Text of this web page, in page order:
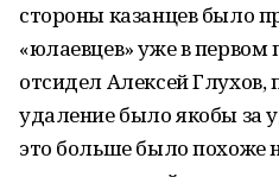
стороны казанцев было
«юлаевцев» уже в
отсидел Алексей Глухов,
удаление было якобы за
это больше было похоже